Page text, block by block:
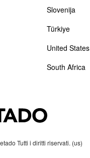
Tutti i diritti riservati. (us)
Slovenija
Türkiye
United States
South Africa